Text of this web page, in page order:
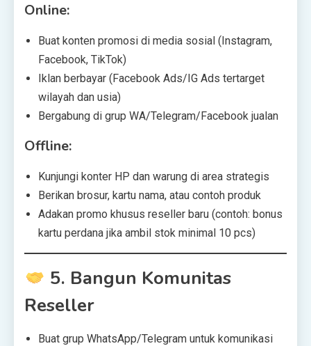
Online:
Buat konten promosi di media sosial (Instagram,
Facebook, TikTok)
Iklan berbayar (Facebook Ads/IG Ads tertarget
wilayah dan usia)
Bergabung di grup WA/Telegram/Facebook jualan
Offline:
Kunjungi konter HP dan warung di area strategis
Berikan brosur, kartu nama, atau contoh produk
Adakan promo khusus reseller baru (contoh: bonus
kartu perdana jika ambil stok minimal 10 pcs)
5. Bangun Komunitas
Reseller
Buat grup WhatsApp/Telegram untuk komunikasi